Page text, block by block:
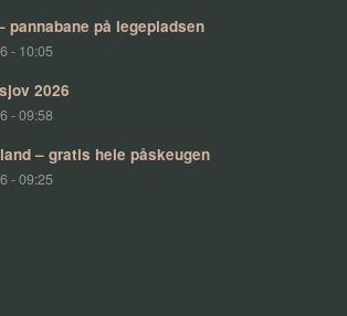
pannabane på legepladsen
- 10:05
2026
- 09:58
– gratis hele påskeugen
- 09:25